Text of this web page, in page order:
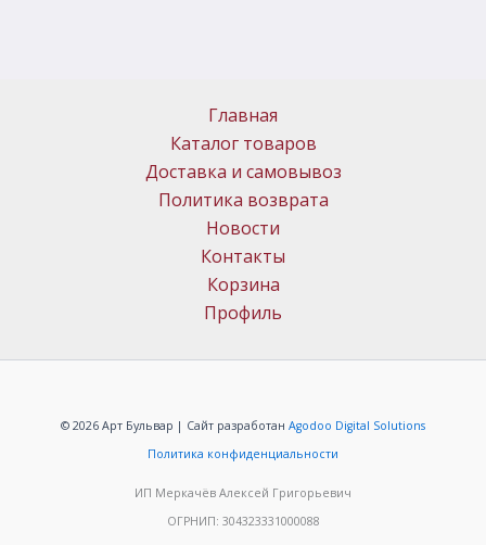
Главная
Каталог товаров
Доставка и самовывоз
Политика возврата
Новости
Контакты
Корзина
Профиль
© 2026 Арт Бульвар | Сайт разработан Agodoo Digital Solutions
Политика конфиденциальности
ИП Меркачёв Алексей Григорьевич
ОГРНИП: 304323331000088